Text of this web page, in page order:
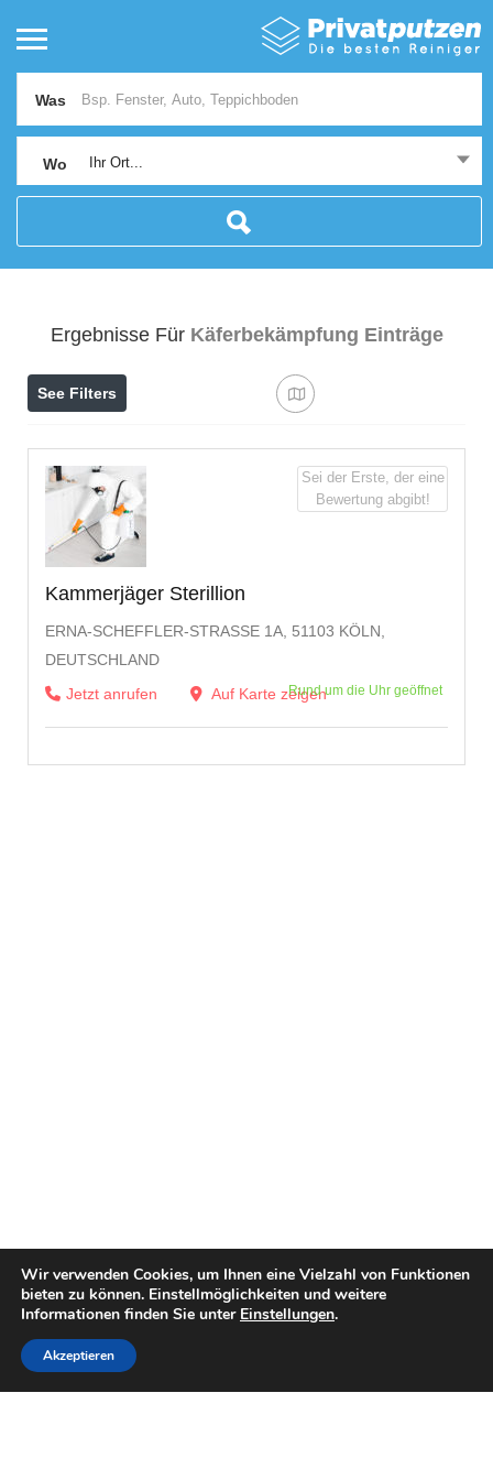
Was
Wo Ihr Ort...
Ergebnisse Für Käferbekämpfung Einträge
See Filters
Kammerjäger Sterillion
ERNA-SCHEFFLER-STRASSE 1A, 51103 KÖLN, D
EUTSCHLAND
Jetzt anrufen
Auf Karte zeigenRund um die Uhr geöffnet
Sei der Erste, der eine
Bewertung abgibt!
Wir verwenden Cookies, um Ihnen eine Vielzahl von Funktionen
bieten zu können. Einstellmöglichkeiten und weitere
Informationen finden Sie unter Einstellungen.
Akzeptieren